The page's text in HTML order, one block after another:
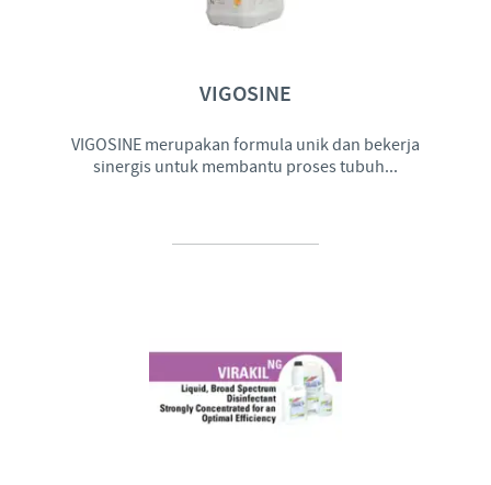
VIGOSINE
VIGOSINE merupakan formula unik dan bekerja
sinergis untuk membantu proses tubuh...